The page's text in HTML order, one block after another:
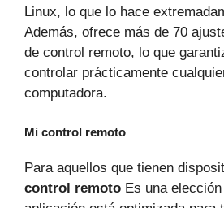
Linux, lo que lo hace
Además, ofrece más de 70
de control remoto, lo que
controlar prácticamente
computadora.
Mi control remoto
Para aquellos que tienen
control remoto Es una